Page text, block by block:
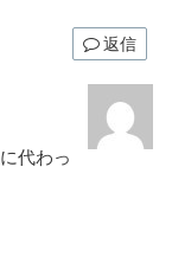
返信
代わっ